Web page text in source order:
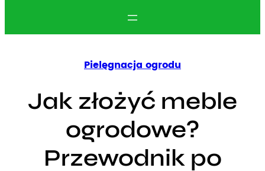
Pielęgnacja ogrodu
Jak złożyć meble
ogrodowe?
Przewodnik po